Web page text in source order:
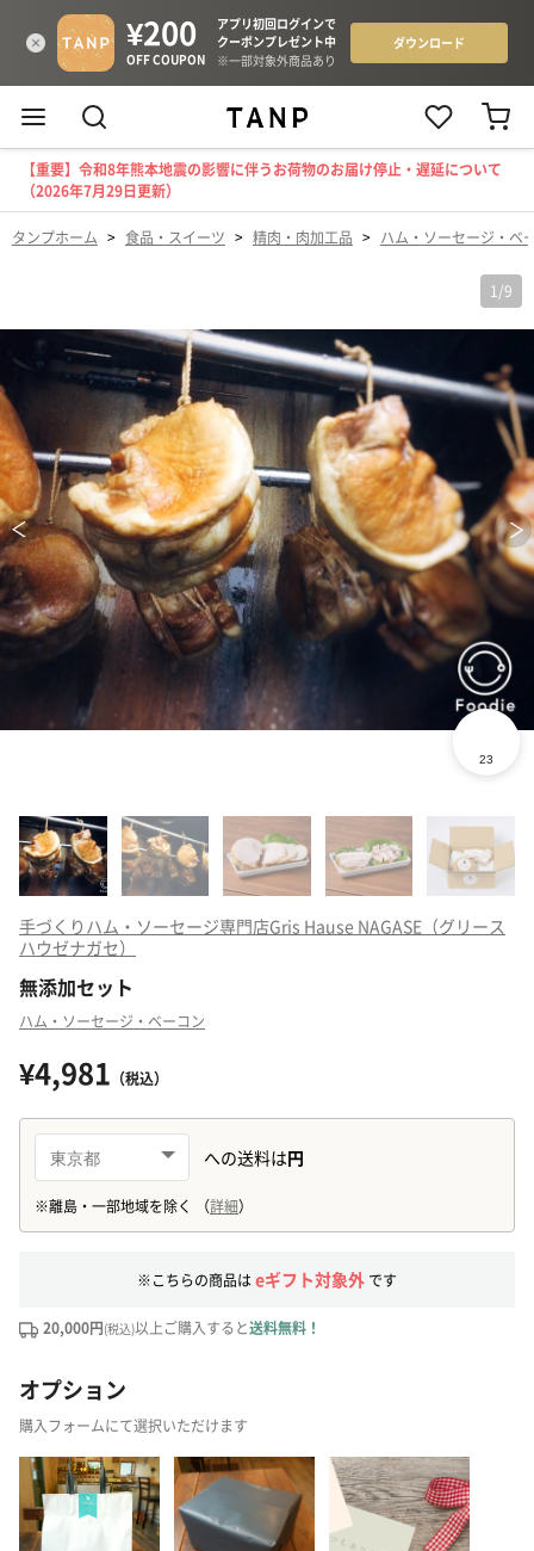
【重要】令和8年熊本地震の影響に伴うお荷物のお届け停止・遅延について
（2026年7月29日更新）
タンプホーム > 食品・スイーツ > 精肉・肉加工品 > ハム・ソーセージ・ベ
1 /9
手づくりハム・ソーセージ専門店Gris Hause NAGASE（グリース
ハウゼナガセ）
無添加セット
ハム・ソーセージ・ベーコン
¥4,981 （税込）
※こちらの商品はeギフト対象外 です
20,000円(税込)以上ご購入すると送料無料！
オプション
購入フォームにて選択いただけます